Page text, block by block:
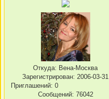
Откуда: Вена-Москва
Зарегистрирован: 2006-03-31
Приглашений: 0
Сообщений: 76042